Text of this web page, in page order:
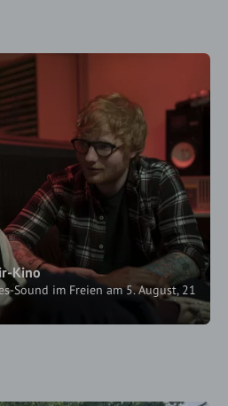
Kino
Sound im Freien am 5. August, 21